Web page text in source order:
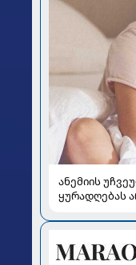
ანემიის
ყურადღებას